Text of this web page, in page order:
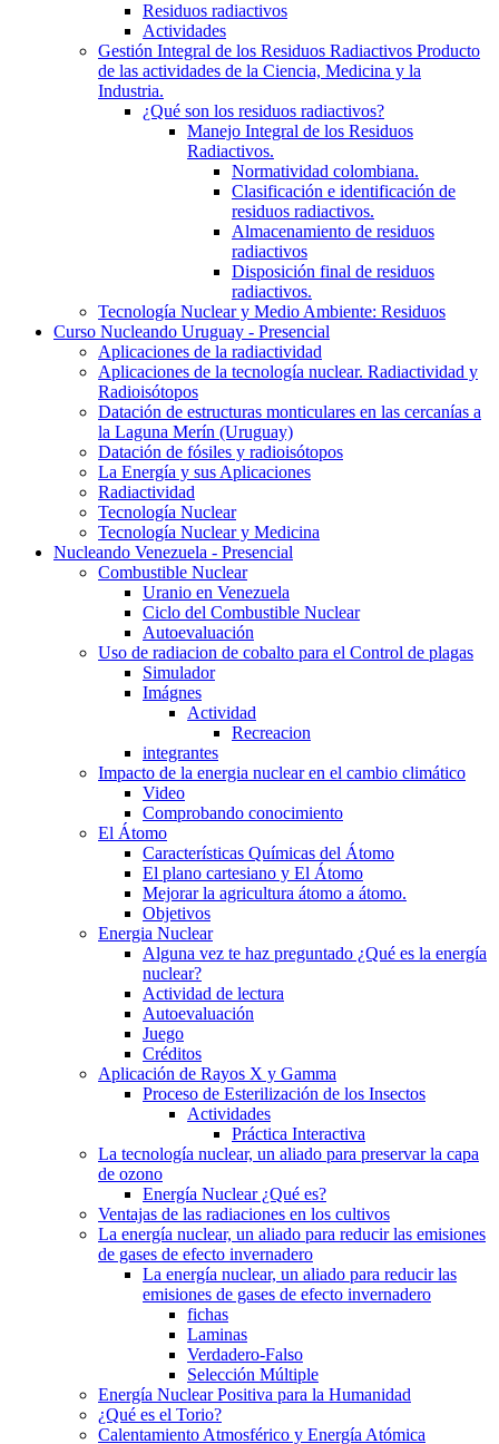
Residuos radiactivos
Actividades
Gestión Integral de los Residuos Radiactivos Producto
de las actividades de la Ciencia, Medicina y la
Industria.
¿Qué son los residuos radiactivos?
Manejo Integral de los Residuos
Radiactivos.
Normatividad colombiana.
Clasificación e identificación de
residuos radiactivos.
Almacenamiento de residuos
radiactivos
Disposición final de residuos
radiactivos.
Tecnología Nuclear y Medio Ambiente: Residuos
Curso Nucleando Uruguay - Presencial
Aplicaciones de la radiactividad
Aplicaciones de la tecnología nuclear. Radiactividad y
Radioisótopos
Datación de estructuras monticulares en las cercanías a
la Laguna Merín (Uruguay)
Datación de fósiles y radioisótopos
La Energía y sus Aplicaciones
Radiactividad
Tecnología Nuclear
Tecnología Nuclear y Medicina
Nucleando Venezuela - Presencial
Combustible Nuclear
Uranio en Venezuela
Ciclo del Combustible Nuclear
Autoevaluación
Uso de radiacion de cobalto para el Control de plagas
Simulador
Imágnes
Actividad
Recreacion
integrantes
Impacto de la energia nuclear en el cambio climático
Video
Comprobando conocimiento
El Átomo
Características Químicas del Átomo
El plano cartesiano y El Átomo
Mejorar la agricultura átomo a átomo.
Objetivos
Energia Nuclear
Alguna vez te haz preguntado ¿Qué es la energía
nuclear?
Actividad de lectura
Autoevaluación
Juego
Créditos
Aplicación de Rayos X y Gamma
Proceso de Esterilización de los Insectos
Actividades
Práctica Interactiva
La tecnología nuclear, un aliado para preservar la capa
de ozono
Energía Nuclear ¿Qué es?
Ventajas de las radiaciones en los cultivos
La energía nuclear, un aliado para reducir las emisiones
de gases de efecto invernadero
La energía nuclear, un aliado para reducir las
emisiones de gases de efecto invernadero
fichas
Laminas
Verdadero-Falso
Selección Múltiple
Energía Nuclear Positiva para la Humanidad
¿Qué es el Torio?
Calentamiento Atmosférico y Energía Atómica